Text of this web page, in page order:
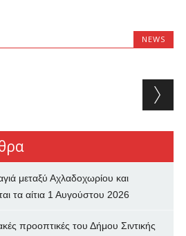
NEWS
μεταξύ Αχλαδοχωρίου και
τα αίτια 1 Αυγούστου 2026
προοπτικές του Δήμου Σιντικής